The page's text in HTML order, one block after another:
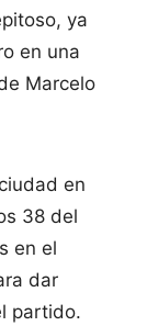
ya
en una
Marcelo
en
38 del
en el
dar
partido.